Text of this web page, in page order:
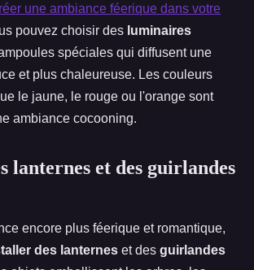
une ambiance féerique dans votre
pouvez choisir des luminaires
spéciales qui diffusent une
et plus chaleureuse. Les couleurs
le jaune, le rouge ou l'orange sont
ambiance cocooning.
lanternes et des guirlandes
encore plus féerique et romantique,
des lanternes et des guirlandes